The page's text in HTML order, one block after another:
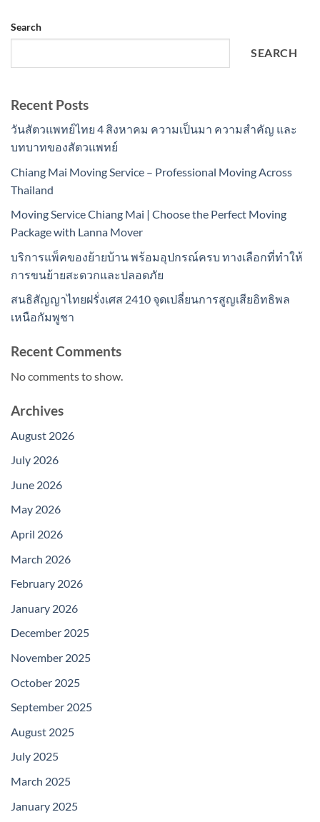
Search
SEARCH
Recent Posts
วันสัตวแพทย์ไทย 4 สิงหาคม ความเป็นมา ความสำคัญ และ
บทบาทของสัตวแพทย์
Chiang Mai Moving Service – Professional Moving Across
Thailand
Moving Service Chiang Mai | Choose the Perfect Moving
Package with Lanna Mover
บริการแพ็คของย้ายบ้าน พร้อมอุปกรณ์ครบ ทางเลือกที่ทำให้
การขนย้ายสะดวกและปลอดภัย
สนธิสัญญาไทยฝรั่งเศส 2410 จุดเปลี่ยนการสูญเสียอิทธิพล
เหนือกัมพูชา
Recent Comments
No comments to show.
Archives
August 2026
July 2026
June 2026
May 2026
April 2026
March 2026
February 2026
January 2026
December 2025
November 2025
October 2025
September 2025
August 2025
July 2025
March 2025
January 2025